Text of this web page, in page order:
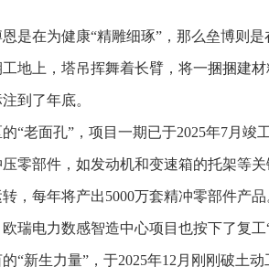
是在为健康“精雕细琢”，那么垒博则
地上，塔吊挥舞着长臂，将一捆捆建
到了年底。
“老面孔”，项目一期已于2025年7月
零部件，如发动机和变速箱的托架等
，每年将产出5000万套精冲零部件产品
瑞电力数感智造中心项目也按下了复
“新生力量”，于2025年12月刚刚破土